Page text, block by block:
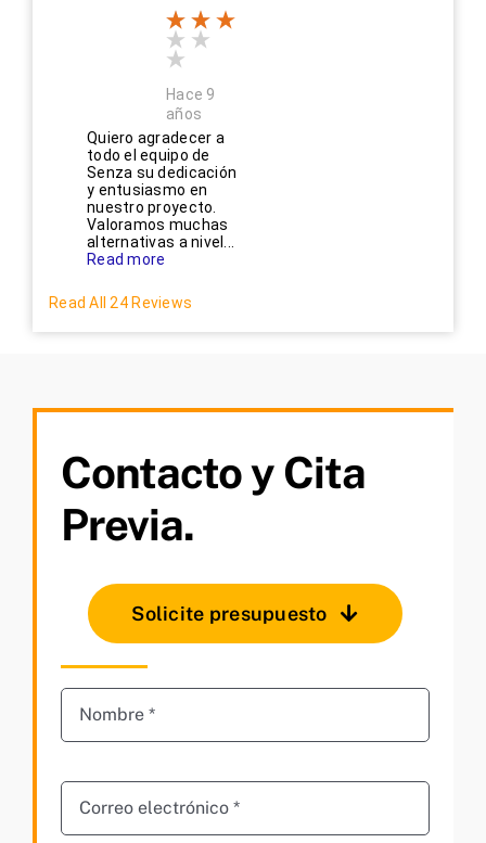
Hace 9
años
Quiero agradecer a
todo el equipo de
Senza su dedicación
y entusiasmo en
nuestro proyecto.
Valoramos muchas
alternativas a nivel...
Read more
Read All 24 Reviews
Contacto y Cita
Previa.
Solicite presupuesto